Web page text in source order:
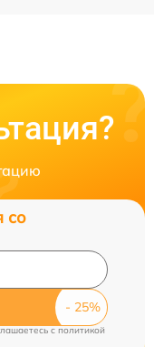
со
c политикой